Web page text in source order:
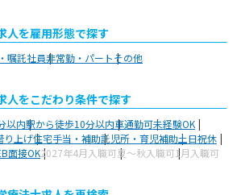
人を雇用形態で探す
嘱託社員非常勤・パートその他
人をこだわり条件で探す
以内駅から徒歩10分以内車通勤可未経験OK
り上げ住宅手当・補助託児所・育児補助土日祝休
面接OK2027年4月入職可夏～秋入職可1月入職可